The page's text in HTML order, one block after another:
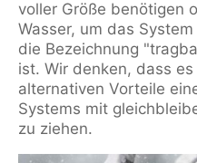
voller Größe benötigen
Wasser, um das
die Bezeichnung
ist. Wir denken, dass
alternativen Vorteile
Systems mit
zu ziehen.